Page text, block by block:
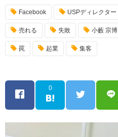
Facebook USPディレクター
売れる 失敗 小藪 宗博
罠 起業 集客
0